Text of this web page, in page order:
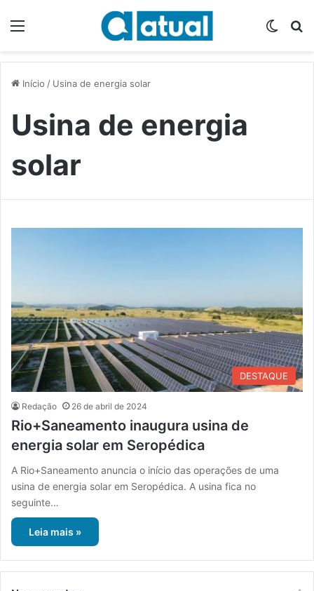
Início / Usina de energia solar
Usina de energia
solar
DESTAQUE
Redação 26 de abril de 2024
Rio+Saneamento inaugura usina de
energia solar em Seropédica
A Rio+Saneamento anuncia o início das operações de uma
usina de energia solar em Seropédica. A usina fica no
seguinte…
Leia mais »